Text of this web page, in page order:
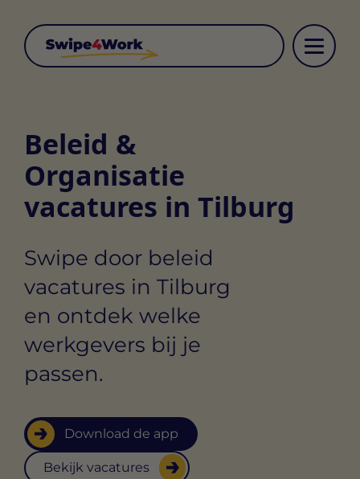
Beleid &
Organisatie
vacatures in Tilburg
Swipe door beleid
vacatures in Tilburg
en ontdek welke
werkgevers bij je
passen.
Download de app
Bekijk vacatures